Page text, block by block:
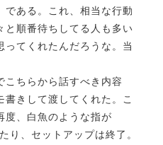
である。これ、相当な行動
と順番待ちしてる人も多い
てくれたんだろうな。当
こちらから話すべき内容
きして渡してくれた。こ
度、白魚のような指が
、セットアップは終了。